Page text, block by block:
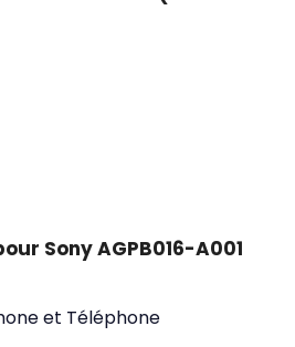
Sony AGPB016-A001
et Téléphone